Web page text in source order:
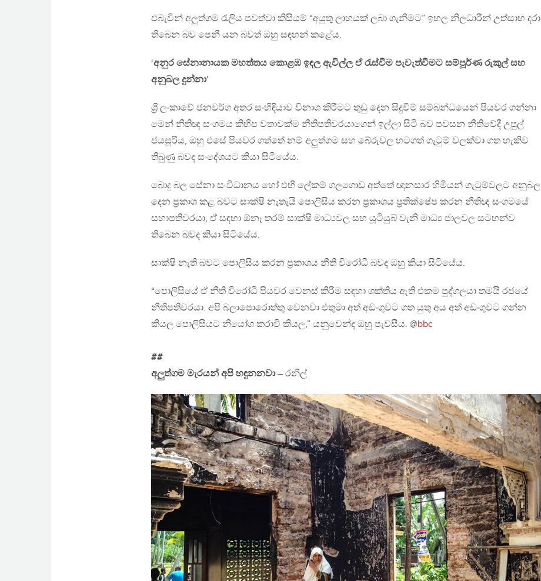
එබැවින් අලුත්ගම රැලිය පවත්වා කිසියම් “අයුතු ලාභයක් ලබා ගැනීමට” ඉහල නිලධාරීන් උත්සාහ දරා
තිබෙන බව පෙනී යන බවත් ඔහු සඳහන් කළේය.
‘අනුර සේනානායක මහත්තය කොළඹ ඉඳල ඇවිල්ල ඒ රැස්වීම පැවැත්වීමට සම්පූර්ණ රුකුල් සහ
අනුබල දුන්නා‘
ශ්‍රී ලංකාවේ ජනවර්ග අතර සංහිඳියාව විනාශ කිරීමට තුඩු දෙන සිදුවීම් සම්බන්ධයෙන් පියවර ගන්නා
මෙන් නීතිඥ සංගමය කිහිප වතාවක්ම නීතිපතිවරයාගෙන් ඉල්ලා සිටි බව පවසන නීතිවේදී උපුල්
ජයසූරිය, ඔහු එසේ පියවර ගත්තේ නම් අලුත්ගම සහ බේරුවල හටගත් ගැටුම් වලක්වා ගත හැකිව
තිබුණු බවද සංදේශයට කියා සිටියේය.
බොදු බල සේනා සංවිධානය හෝ එහි ලේකම් ගලගොඩ අත්තේ ඥානසාර හිමියන් ගැටුම්වලට අනුබල
දෙන ප්‍රකාශ කළ බවට සාක්ෂි නැතැයි පොලිසිය කරන ප්‍රකාශය ප්‍රතික්ෂේප කරන නීතිඥ සංගමයේ
සභාපතිවරයා, ඒ සඳහා ඕනෑ තරම් සාක්ෂි මාධ්‍යවල සහ යූටියුබ් වැනි මාධ්‍ය ජාලවල සටහන්ව
තිබෙන බවද කියා සිටියේය.
සාක්ෂි නැති බවට පොලිසිය කරන ප්‍රකාශය නීති විරෝධී බවද ඔහු කියා සිටියේය.
“පොලිසියේ ඒ නීති විරෝධී පියවර වෙනස් කිරීම සඳහා ශක්තිය ඇති එකම පුද්ගලයා තමයි රජයේ
නීතිපතිවරයා. අපි බලාපොරොත්තු වෙනවා එතුමා අත් අඩංගුවට ගත යුතු අය අත් අඩංගුවට ගන්න
කියල පොලිසියට නියෝග කරාවි කියල,” යනුවෙන්ද ඔහු පැවසීය. @bbc
##
අලුත්ගම මැරයන් අපි හඳුනනවා– රනිල්